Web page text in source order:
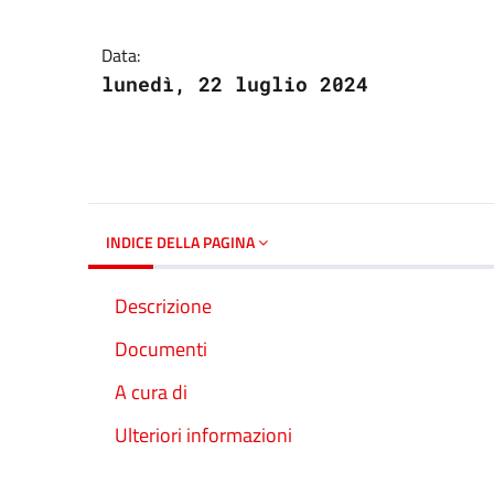
Data:
lunedì, 22 luglio 2024
INDICE DELLA PAGINA
Descrizione
Documenti
A cura di
Ulteriori informazioni